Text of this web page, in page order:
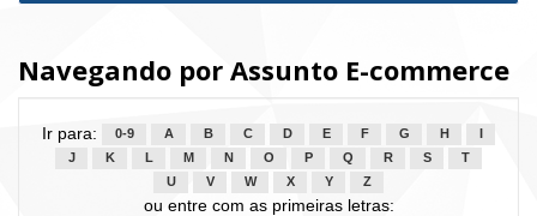
Navegando por Assunto E-commerce
Ir para: 0-9 A B C D E F G H
J
K L M N O P Q R S
T
U
V W X Y Z
ou entre com as primeiras letras: